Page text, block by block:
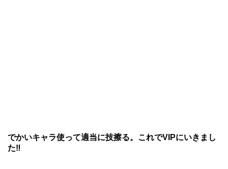
でかいキャラ使って適当に技擦る。これでVIPにいきまし
た‼️